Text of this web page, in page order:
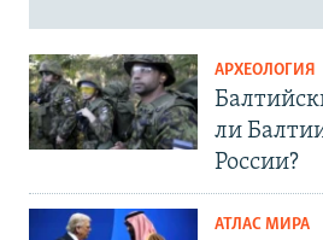
АРХЕОЛОГИЯ
ли
России?
АТЛАС МИРА